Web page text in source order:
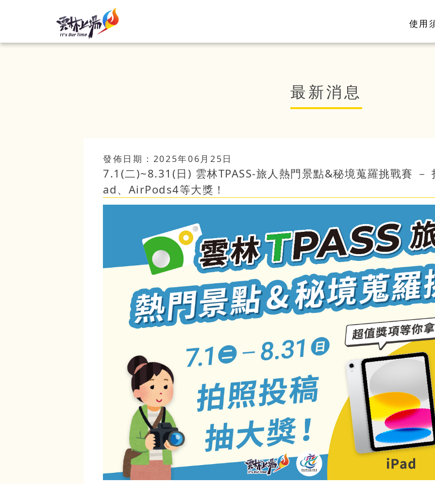
使用
最新消息
發佈日期：2025年06月25日
7.1(二)~8.31(日) 雲林TPASS-旅人熱門景點&秘境蒐羅挑戰賽 －
ad、AirPods4等大獎！